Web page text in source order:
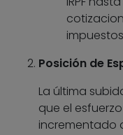
Posición de
La última
que el
incrementado